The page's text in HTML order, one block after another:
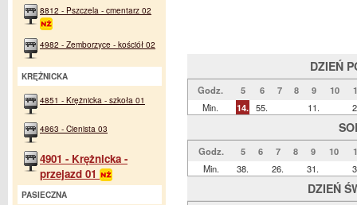
DZIEŃ
Godz. 5 6 7 8 9 10
Min.
14. 55. 11.
Godz. 5 6 7 8 9 10
Min.
38. 26. 31.
DZIEŃ
8812 - Pszczela - cmentarz 02
4982 - Zemborzyce - kościół 02
KRĘŻNICKA
4851 - Krężnicka - szkoła 01
4863 - Cienista 03
4901 - Krężnicka -
przejazd 01
PASIECZNA